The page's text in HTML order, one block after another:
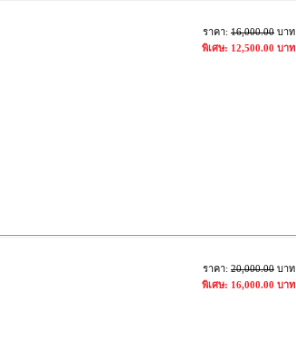
ราคา: 16,000.00 บาท
พิเศษ: 12,500.00 บาท
ราคา: 20,000.00 บาท
พิเศษ: 16,000.00 บาท